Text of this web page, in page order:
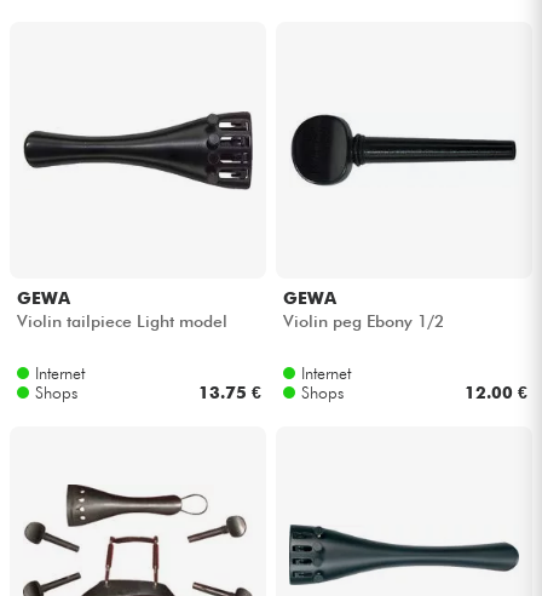
Blasinstrumente
Kinder
Bundle
Sehen Sie sich unsere Marken an
GEWA
Violin tailpiece Light model
Internet
Shops
13.75 €
GEWA
Violin peg Ebony 1/2
Internet
Shops
12.00 €